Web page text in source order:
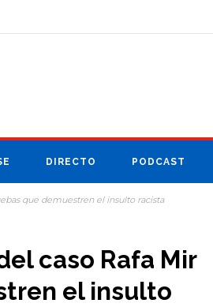
DIRECTO PODCAST
que demuestren el insulto racista
caso Rafa Mir
el insulto